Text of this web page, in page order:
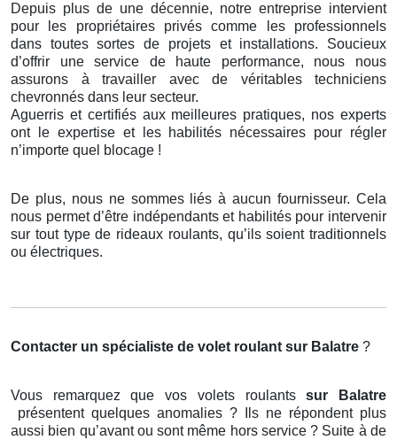
Depuis plus de une décennie, notre entreprise intervient
pour les propriétaires privés comme les professionnels
dans toutes sortes de projets et installations. Soucieux
d’offrir une service de haute performance, nous nous
assurons à travailler avec de véritables techniciens
chevronnés dans leur secteur.
Aguerris et certifiés aux meilleures pratiques, nos experts
ont le expertise et les habilités nécessaires pour régler
n’importe quel blocage !
De plus, nous ne sommes liés à aucun fournisseur. Cela
nous permet d’être indépendants et habilités pour intervenir
sur tout type de rideaux roulants, qu’ils soient traditionnels
ou électriques.
Contacter un spécialiste de volet roulant sur Balatre ?
Vous remarquez que vos volets roulantssur Balatre
présentent quelques anomalies ? Ils ne répondent plus
aussi bien qu’avant ou sont même hors service ? Suite à de